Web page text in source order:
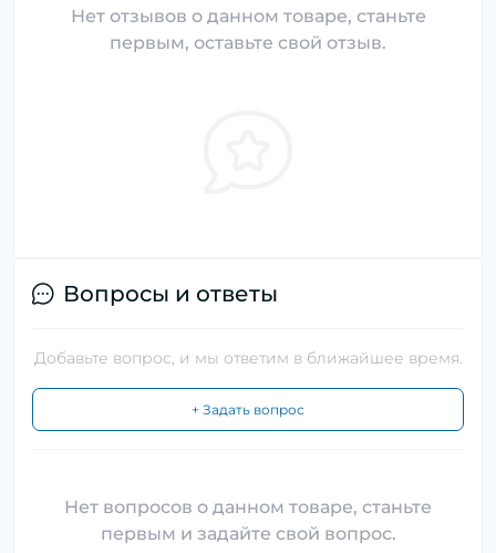
Нет отзывов о данном товаре, станьте
первым, оставьте свой отзыв.
Вопросы и ответы
Добавьте вопрос, и мы ответим в ближайшее время.
+ Задать вопрос
Нет вопросов о данном товаре, станьте
первым и задайте свой вопрос.